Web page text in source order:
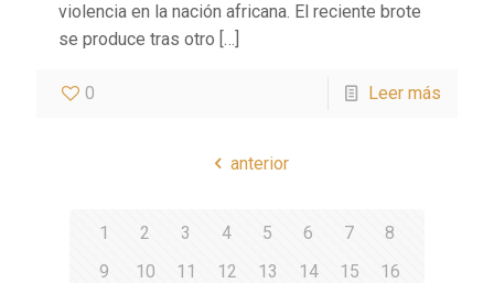
violencia en la nación africana. El reciente brote
se produce tras otro […]
0 Leer más
anterior
1 2 3 4 5 6 7
8
9
10 11 12 13 14 15
16